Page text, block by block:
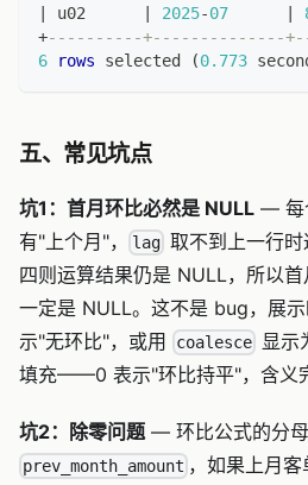
u02 2025-07
+----------+--------------
6
rows selected (0.773
五、常见坑点
坑1：首月环比必然是 NULL — 每
有"上个月"，
lag 取不到上一行
四则运算结果仍是 NULL，所以首
一定是 NULL。这不是 bug，展
示"无环比"，或用
coalesce
显示
填充——0 表示"环比持平"，含义
坑2：除零问题— 环比公式的分
prev_month_amount ，如果上月